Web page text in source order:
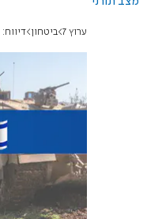
ערוץ 7 ביטחון